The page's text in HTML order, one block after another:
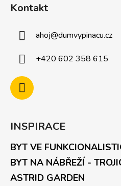
Kontakt
ahoj@dumvypinacu.cz
+420 602 358 615
INSPIRACE
BYT VE
BYT NA NÁBŘEŽÍ -
ASTRID GARDEN